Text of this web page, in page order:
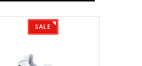
SALE